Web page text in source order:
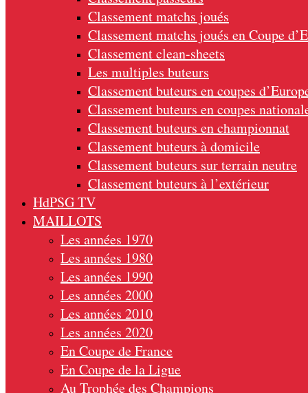
Classement matchs joués
Classement matchs joués en Coupe
Classement clean-sheets
Les multiples buteurs
Classement buteurs en coupes
Classement buteurs en coupes
Classement buteurs en championnat
Classement buteurs à domicile
Classement buteurs sur terrain neutre
Classement buteurs à l’extérieur
HdPSG TV
MAILLOTS
Les années 1970
Les années 1980
Les années 1990
Les années 2000
Les années 2010
Les années 2020
En Coupe de France
En Coupe de la Ligue
Au Trophée des Champions